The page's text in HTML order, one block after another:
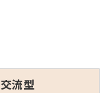
交流型